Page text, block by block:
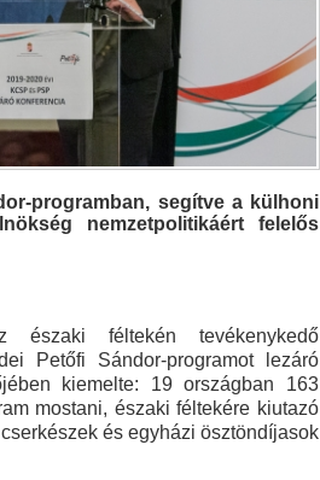
programban, segítve a külhoni
nemzetpolitikáért felelős
féltekén tevékenykedő
Petőfi Sándor-programot lezáró
kiemelte: 19 országban 163
mostani, északi féltekére kiutazó
és egyházi ösztöndíjasok